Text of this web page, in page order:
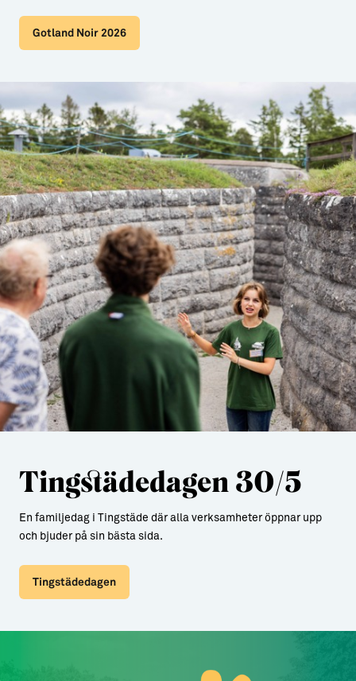
Gotland Noir 2026
Tingstädedagen 30/5
En familjedag i Tingstäde där alla verksamheter öppnar upp
och bjuder på sin bästa sida.
Tingstädedagen